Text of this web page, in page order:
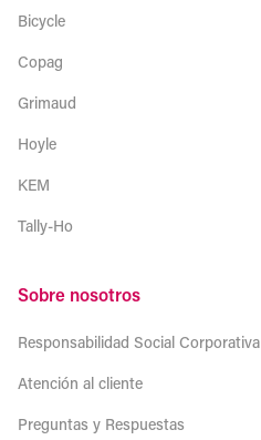
Bicycle
Copag
Grimaud
Hoyle
KEM
Tally-Ho
Sobre nosotros
Responsabilidad Social Corporativa
Atención al cliente
Preguntas y Respuestas